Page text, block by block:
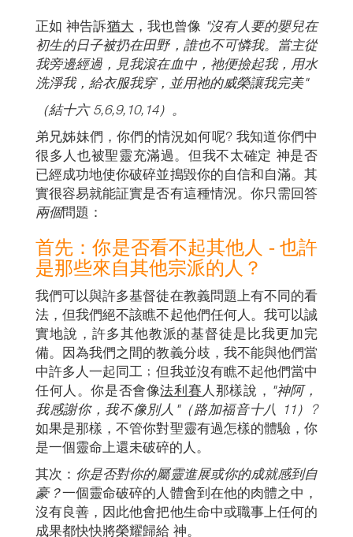
正如 神告訴猶大 ，我也曾像 "沒有人要的嬰兒在
初生的日子被扔在田野，誰也不可憐我。當主從
我旁邊經過，見我滾在血中，祂便撿起我，用水
洗淨我，給衣服我穿，並用祂的威榮讓我完美"
（結十六 5,6,9,10,14）。
弟兄姊妹們，你們的情況如何呢? 我知道你們中
很多人也被聖靈充滿過。但我不太確定 神是否
已經成功地使你破碎並搗毀你的自信和自滿。其
實很容易就能証實是否有這種情況。你只需回答
兩個問題：
首先：你是否看不起其他人 - 也許
是那些來自其他宗派的人？
我們可以與許多基督徒在教義問題上有不同的看
法，但我們絕不該瞧不起他們任何人。我可以誠
實地說，許多其他教派的基督徒是比我更加完
備。因為我們之間的教義分歧，我不能與他們當
中許多人一起同工﹔但我並沒有瞧不起他們當中
任何人。你是否會像法利賽 人那樣說， "神阿，
我感謝你，我不像別人"（路加福音十八
11）?
如果是那樣，不管你對聖靈有過怎樣的體驗，你
是一個靈命上還未破碎的人。
其次： 你是否對你的屬靈進展或你的成就感到自
豪？一個靈命破碎的人體會到在他的肉體之中，
沒有良善，因此他會把他生命中或職事上任何的
成果都快快將榮耀歸給 神。